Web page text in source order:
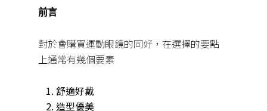
前言
對於會購買運動眼鏡的同好，在選擇的要點
上通常有幾個要素
舒適好戴
造型優美